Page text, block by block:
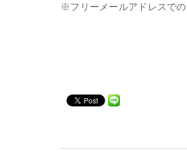
※フリーメールアドレスで